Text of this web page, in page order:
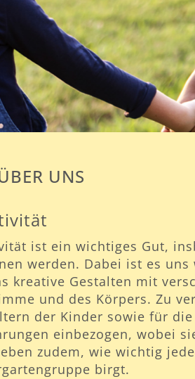
UNS
ist ein wichtiges Gut,
werden. Dabei ist es
kreative Gestalten mit
und des Körpers. Zu
der Kinder sowie für
einbezogen, wobei
zudem, wie wichtig
birgt.